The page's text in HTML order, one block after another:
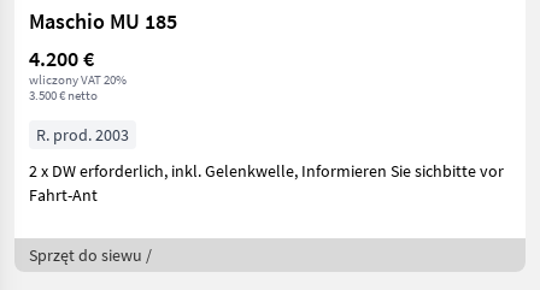
Maschio MU 185
4.200 €
wliczony VAT 20%
3.500 € netto
R. prod. 2003
2 x DW erforderlich, inkl. Gelenkwelle, Informieren Sie sichbitte vor
Fahrt-Ant
Sprzęt do siewu /